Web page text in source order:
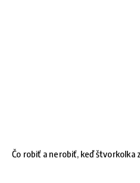
Čo robiť a nerobiť, keď štvorkolka